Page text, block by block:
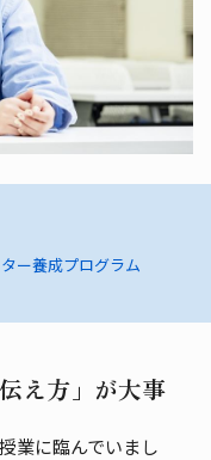
ー養成プログラム
え方」が大事
業に臨んでいまし